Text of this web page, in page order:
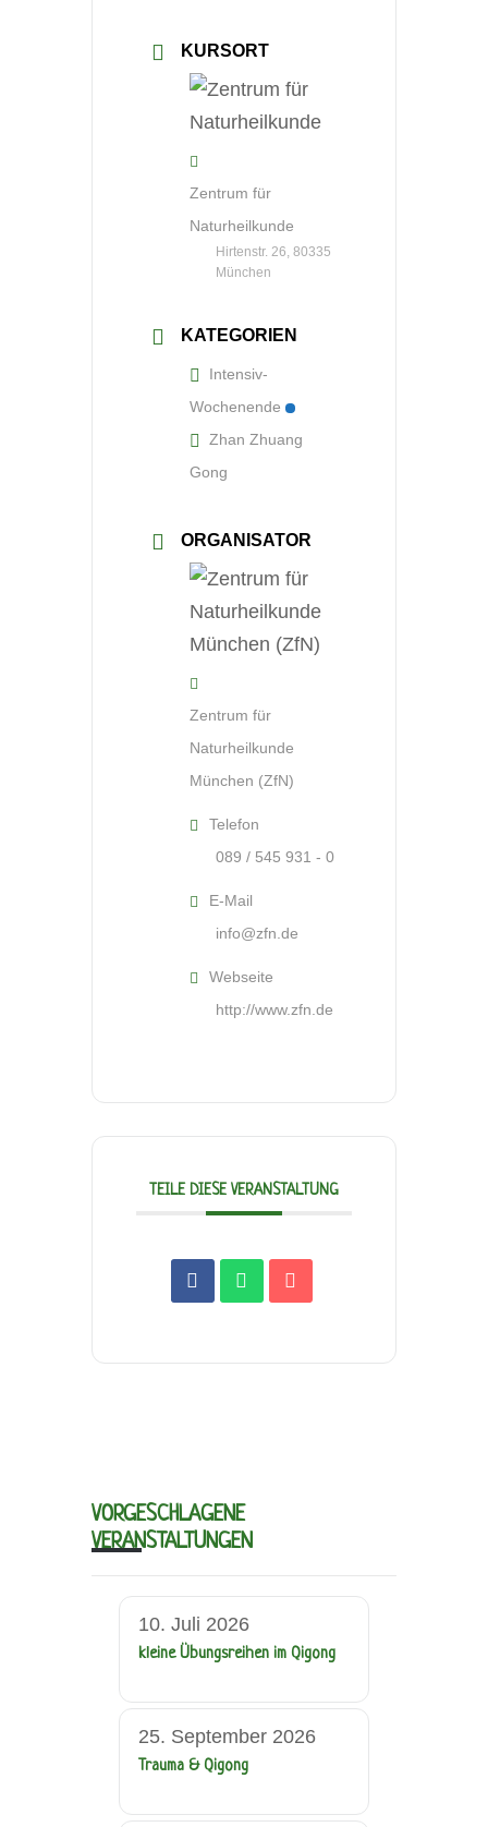
KURSORT
Zentrum für
Naturheilkunde
Hirtenstr. 26, 80335
München
KATEGORIEN
Intensiv-
Wochenende
Zhan Zhuang
Gong
ORGANISATOR
Zentrum für
Naturheilkunde
München (ZfN)
Telefon
089 / 545 931 - 0
E-Mail
info@zfn.de
Webseite
http://www.zfn.de
TEILE DIESE VERANSTALTUNG
VORGESCHLAGENE
VERANSTALTUNGEN
10. Juli 2026
kleine Übungsreihen im Qigong
25. September 2026
Trauma & Qigong